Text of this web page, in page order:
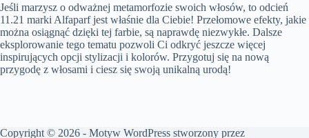
Jeśli marzysz o odważnej metamorfozie swoich włosów, to odcień
11.21 marki Alfaparf jest właśnie dla Ciebie! Przełomowe efekty, jakie
można osiągnąć dzięki tej farbie, są naprawdę niezwykłe. Dalsze
eksplorowanie tego tematu pozwoli Ci odkryć jeszcze więcej
inspirujących opcji stylizacji i kolorów. Przygotuj się na nową
przygodę z włosami i ciesz się swoją unikalną urodą!
Copyright © 2026 - Motyw WordPress stworzony przez